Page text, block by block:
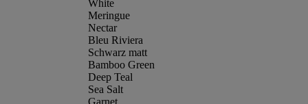
White
Meringue
Nectar
Bleu Riviera
Schwarz matt
Bamboo Green
Deep Teal
Sea Salt
Garnet